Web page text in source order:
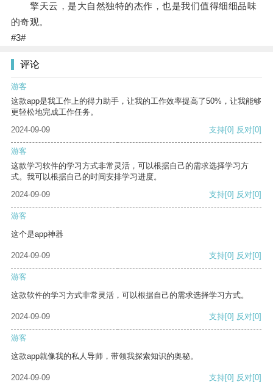
擎天云，是大自然独特的杰作，也是我们值得细细品味
的奇观。
#3#
评论
游客
这款app是我工作上的得力助手，让我的工作效率提高了50%，让我能够
更轻松地完成工作任务。
2024-09-09
支持[0] 反对[0]
游客
这款学习软件的学习方式非常灵活，可以根据自己的需求选择学习方
式。我可以根据自己的时间安排学习进度。
2024-09-09
支持[0] 反对[0]
游客
这个是app神器
2024-09-09 支持[0] 反对[0]
游客
这款软件的学习方式非常灵活，可以根据自己的需求选择学习方式。
2024-09-09 支持[0] 反对[0]
游客
这款app就像我的私人导师，带领我探索知识的奥秘。
2024-09-09 支持[0] 反对[0]